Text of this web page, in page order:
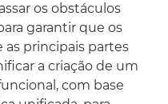
os obstáculos
garantir que os
as principais partes
a criação de um
com base